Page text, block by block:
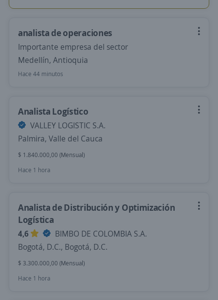
analista de operaciones
Importante empresa del sector
Medellín, Antioquia
Hace 44 minutos
Analista Logístico
VALLEY LOGISTIC S.A.
Palmira, Valle del Cauca
$ 1.840.000,00 (Mensual)
Hace 1 hora
Analista de Distribución y Optimización
Logística
4,6
BIMBO DE COLOMBIA S.A.
Bogotá, D.C., Bogotá, D.C.
$ 3.300.000,00 (Mensual)
Hace 1 hora